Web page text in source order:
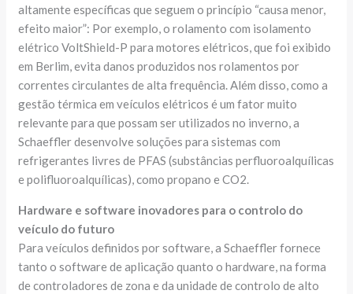
altamente específicas que seguem o princípio “causa menor,
efeito maior”: Por exemplo, o rolamento com isolamento
elétrico VoltShield-P para motores elétricos, que foi exibido
em Berlim, evita danos produzidos nos rolamentos por
correntes circulantes de alta frequência. Além disso, como a
gestão térmica em veículos elétricos é um fator muito
relevante para que possam ser utilizados no inverno, a
Schaeffler desenvolve soluções para sistemas com
refrigerantes livres de PFAS (substâncias perfluoroalquílicas
e polifluoroalquílicas), como propano e CO2.
Hardware e software inovadores para o controlo do
veículo do futuro
Para veículos definidos por software, a Schaeffler fornece
tanto o software de aplicação quanto o hardware, na forma
de controladores de zona e da unidade de controlo de alto